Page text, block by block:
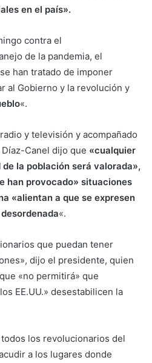
en el país».
contra el
de la pandemia, el
han tratado de imponer
al Gobierno y la revolución y
«.
y televisión y acompañado
Canel dijo que «cualquier
la población será valorada»,
han provocado» situaciones
«alientan a que se expresen
«.
que puedan tener
dijo el presidente, quien
«no permitirá» que
EE.UU.» desestabilicen la
los revolucionarios del
a los lugares donde